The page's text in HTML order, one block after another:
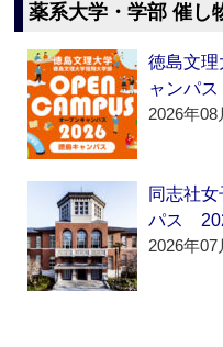
薬系大学・学部 催し
徳島文
ャンパ
2026年08
同志社
パス
2026年07